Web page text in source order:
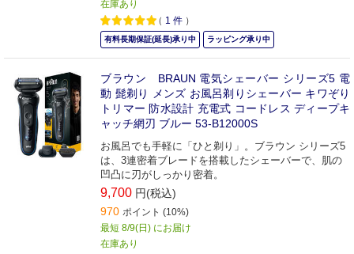
在庫あり
（ 1 件 ）
有料長期保証(延長)承り中 ラッピング承り中
ブラウン BRAUN 電気シェーバー シリーズ5 電
動 髭剃り メンズ お風呂剃りシェーバー キワぞり
トリマー 防水設計 充電式 コードレス ディープキ
ャッチ網刃 ブルー 53-B12000S
お風呂でも手軽に「ひと剃り」。ブラウン シリーズ5
は、3連密着ブレードを搭載したシェーバーで、肌の
凹凸に刃がしっかり密着。
9,700 円(税込)
970 ポイント (10%)
最短 8/9(日) にお届け
在庫あり